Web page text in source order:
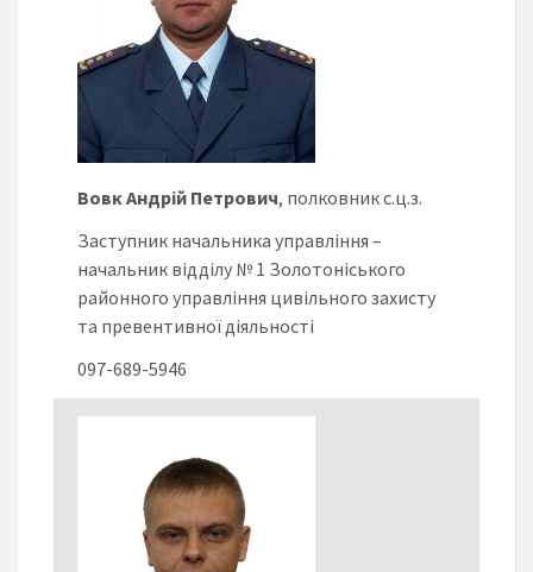
Вовк Андрій Петрович, полковник с.ц.з.
Заступник начальника управління –
начальник відділу № 1 Золотоніського
районного управління цивільного захисту
та превентивної діяльності
097-689-5946